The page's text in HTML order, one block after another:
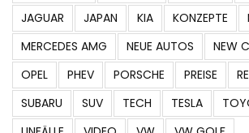
JAGUAR
JAPAN KIA KONZEPTE
MERCEDES AMG
NEUE AUTOS NEW
OPEL
PHEV PORSCHE PREISE
SUBARU
SUV TECH TESLA